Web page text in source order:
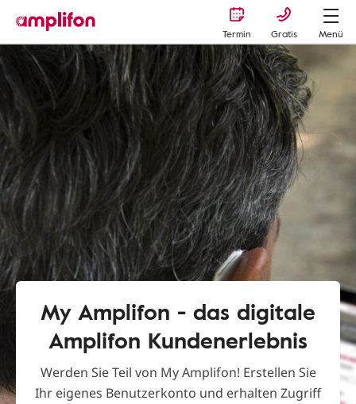
Termin Gratis Menü
My Amplifon - das digitale
Amplifon Kundenerlebnis
Werden Sie Teil von My Amplifon! Erstellen Sie
Ihr eigenes Benutzerkonto und erhalten Zugriff